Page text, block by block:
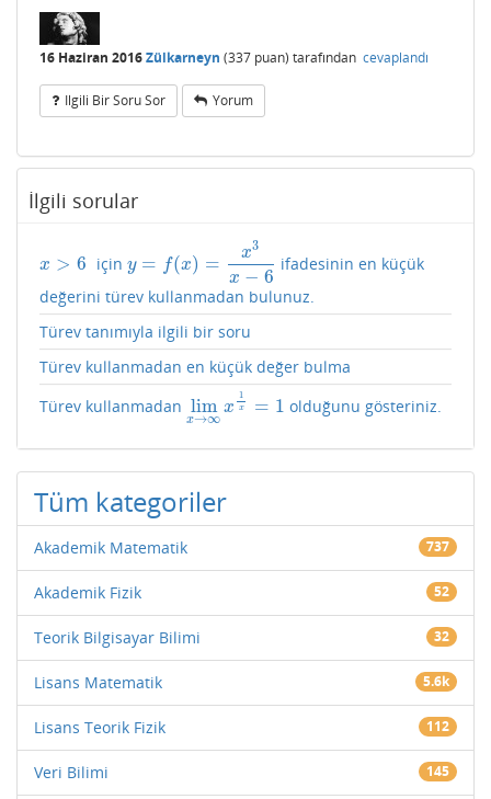
16 Haziran 2016Zülkarneyn (337 puan) tarafından cevaplandı
Ilgili Bir Soru Sor Yorum
İlgili sorular
x > 6
x> 6 için y = f(x) = x3
x − 6
y=f(x =x3x −6
ifadesinin en küçük
değerini türev kullanmadan bulunuz.
Türev tanımıyla ilgili bir soru
Türev kullanmadan en küçük değer bulma
Türev kullanmadan lim
x→∞
x
1
x = 1
limx→∞x 1x= 1 olduğunu gösteriniz.
Tüm kategoriler
Akademik Matematik 737
Akademik Fizik 52
Teorik Bilgisayar Bilimi 32
Lisans Matematik 5.6k
Lisans Teorik Fizik 112
Veri Bilimi 145